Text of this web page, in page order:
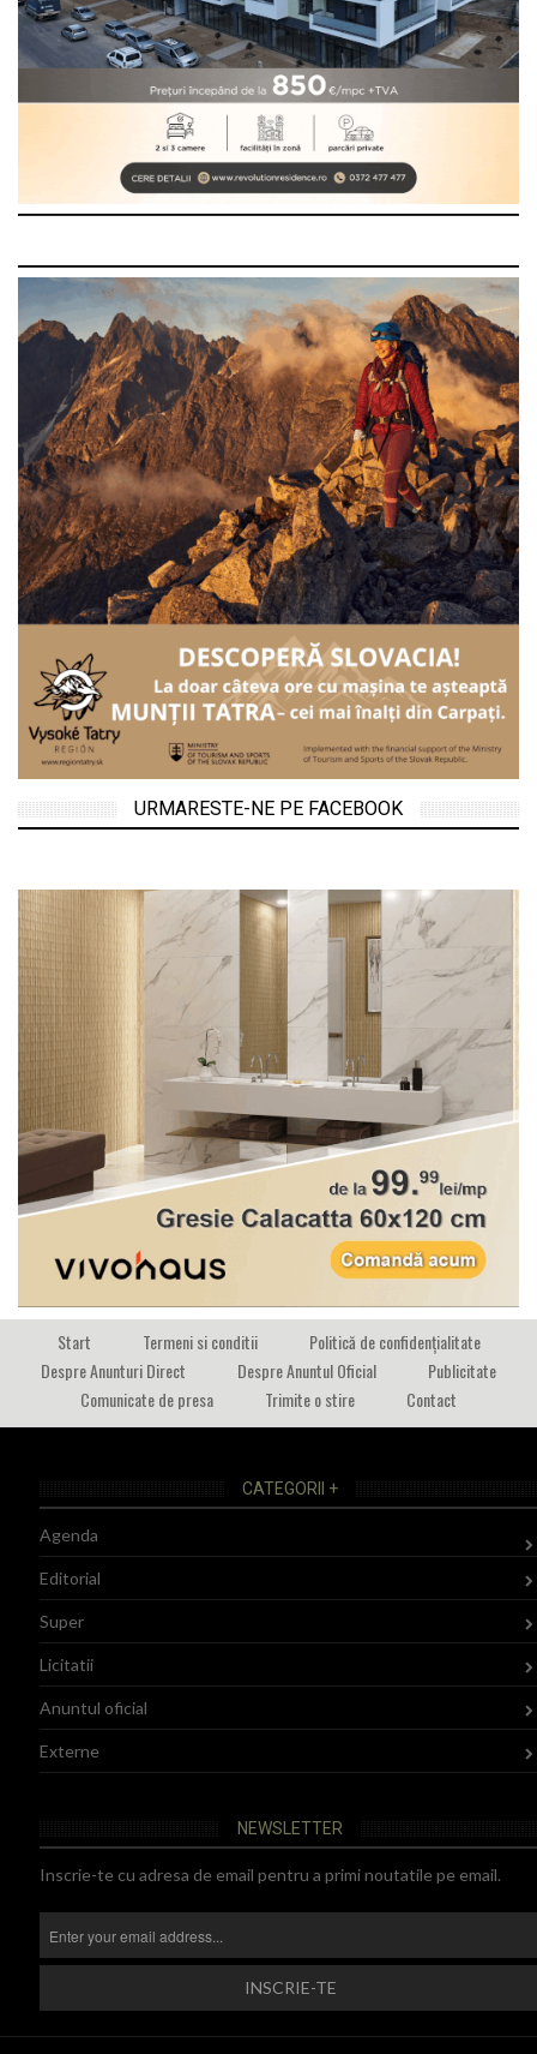
URMARESTE-NE PE FACEBOOK
Start Termeni si conditii
Politică de confidențialitate
Despre Anunturi Direct
Despre Anuntul Oficial
Publicitate
Comunicate de presa
Trimite o stire Contact
CATEGORII +
Agenda
Editorial
Super
Licitatii
Anuntul oficial
Externe
NEWSLETTER
Inscrie-te cu adresa de email pentru a primi noutatile pe email.